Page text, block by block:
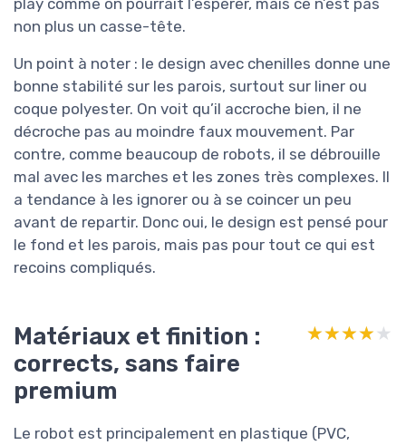
non plus un casse-tête.
Un point à noter : le design avec chenilles donne une
bonne stabilité sur les parois, surtout sur liner ou
coque polyester. On voit qu’il accroche bien, il ne
décroche pas au moindre faux mouvement. Par
contre, comme beaucoup de robots, il se débrouille
mal avec les marches et les zones très complexes. Il
a tendance à les ignorer ou à se coincer un peu
avant de repartir. Donc oui, le design est pensé pour
le fond et les parois, mais pas pour tout ce qui est
recoins compliqués.
Matériaux et finition :
corrects, sans faire
premium
★★★★★
★★★★★
Le robot est principalement en plastique (PVC,